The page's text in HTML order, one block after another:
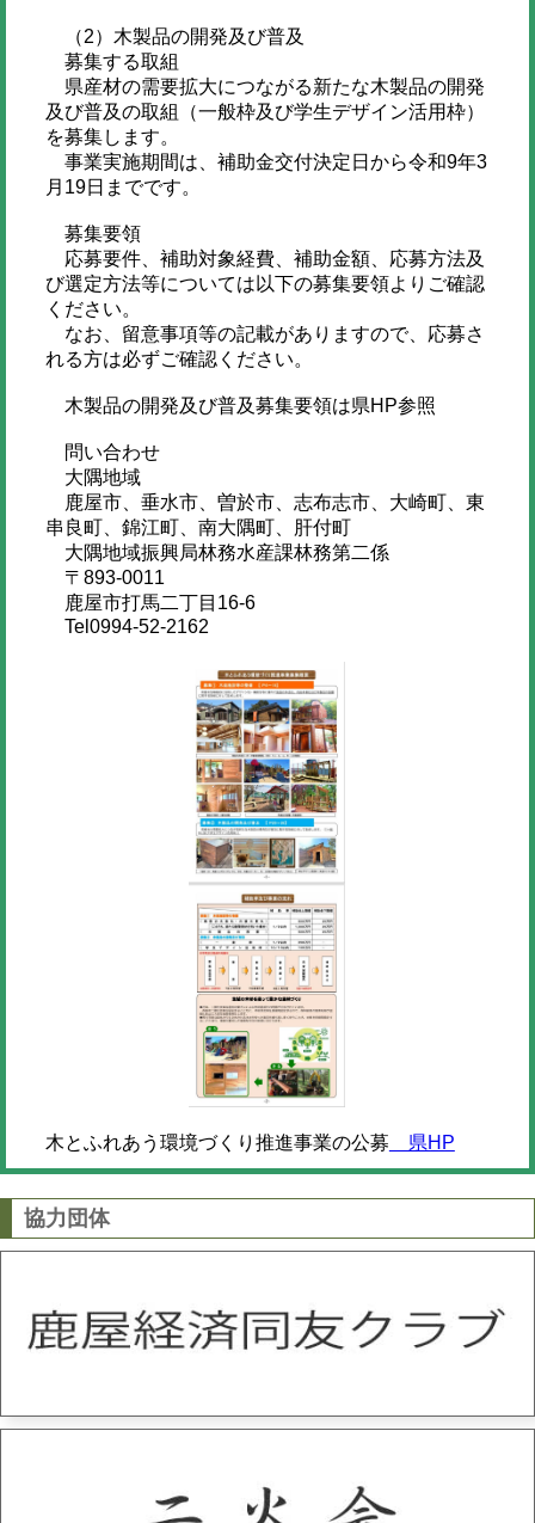
（2）木製品の開発及び普及
募集する取組
県産材の需要拡大につながる新たな木製品の開発
及び普及の取組（一般枠及び学生デザイン活用枠）
を募集します。
事業実施期間は、補助金交付決定日から令和9年3
月19日までです。
募集要領
応募要件、補助対象経費、補助金額、応募方法及
び選定方法等については以下の募集要領よりご確認
ください。
なお、留意事項等の記載がありますので、応募さ
れる方は必ずご確認ください。
木製品の開発及び普及募集要領は県HP参照
問い合わせ
大隅地域
鹿屋市、垂水市、曽於市、志布志市、大崎町、東
串良町、錦江町、南大隅町、肝付町
大隅地域振興局林務水産課林務第二係
〒893-0011
鹿屋市打馬二丁目16-6
Tel0994-52-2162
木とふれあう環境づくり推進事業の公募 県HP
協力団体